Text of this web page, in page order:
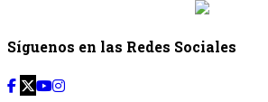
Síguenos en las Redes Sociales